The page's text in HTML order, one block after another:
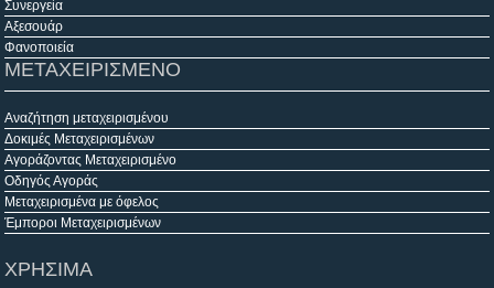
Συνεργεία
Αξεσουάρ
Φανοποιεία
ΜΕΤΑΧΕΙΡΙΣΜΕΝΟ
Αναζήτηση μεταχειρισμένου
Δοκιμές Μεταχειρισμένων
Αγοράζοντας Μεταχειρισμένο
Οδηγός Αγοράς
Μεταχειρισμένα με όφελος
Έμποροι Μεταχειρισμένων
ΧΡΗΣΙΜΑ